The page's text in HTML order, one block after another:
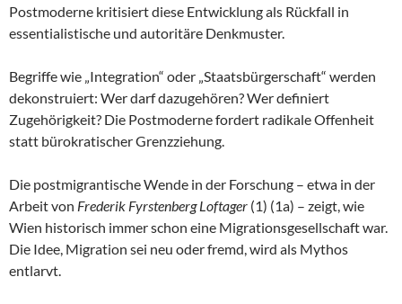
Postmoderne kritisiert diese Entwicklung als Rückfall in
essentialistische und autoritäre Denkmuster.
Begriffe wie „Integration“ oder „Staatsbürgerschaft“ werden
dekonstruiert: Wer darf dazugehören? Wer definiert
Zugehörigkeit? Die Postmoderne fordert radikale Offenheit
statt bürokratischer Grenzziehung.
Die postmigrantische Wende in der Forschung – etwa in der
Arbeit von Frederik Fyrstenberg Loftager (1) (1a) – zeigt, wie
Wien historisch immer schon eine Migrationsgesellschaft war.
Die Idee, Migration sei neu oder fremd, wird als Mythos
entlarvt.